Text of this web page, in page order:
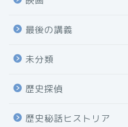
最後の講義
未分類
歴史探偵
歴史秘話ヒストリア